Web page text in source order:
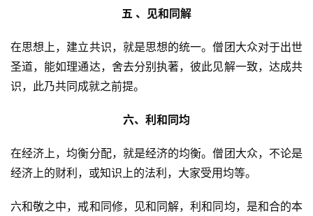
五 、见和同解
在思想上，建立共识，就是思想的统一。僧团大众对于出世
圣道，能如理通达，舍去分别执著，彼此见解一致，达成共
识，此乃共同成就之前提。
六、利和同均
在经济上，均衡分配，就是经济的均衡。僧团大众，不论是
经济上的财利，或知识上的法利，大家受用均等。
六和敬之中，戒和同修，见和同解，利和同均，是和合的本